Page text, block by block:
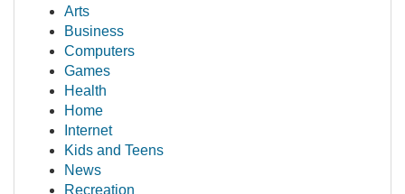
Arts
Business
Computers
Games
Health
Home
Internet
Kids and Teens
News
Recreation